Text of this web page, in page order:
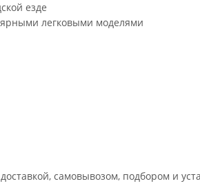
езде
легковыми моделями
самовывозом, подбором и